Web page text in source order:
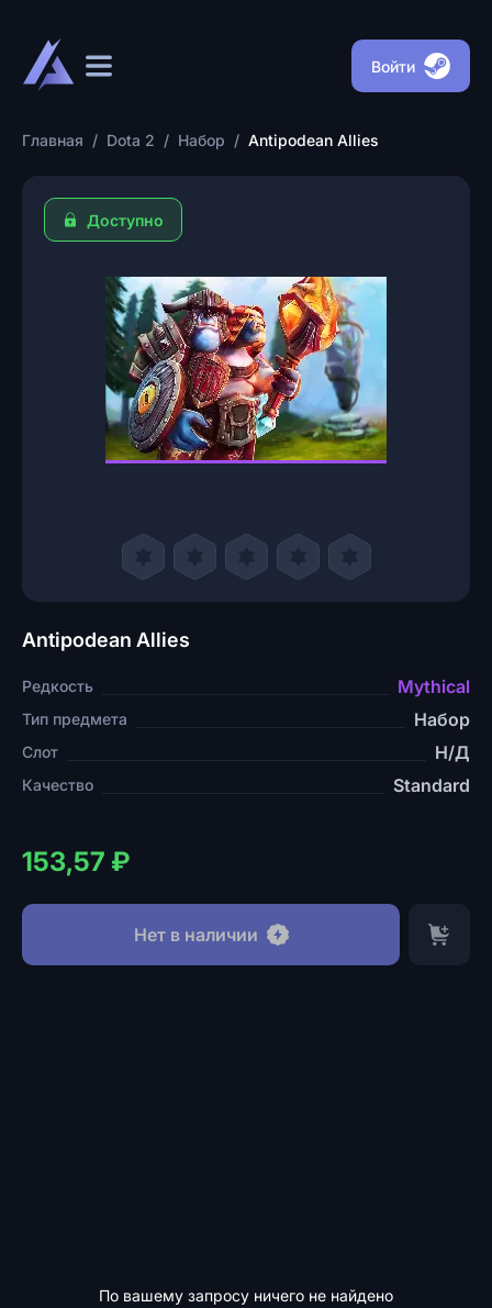
Войти
Главная / Dota 2 / Набор / Antipodean Allies
Доступно
Antipodean Allies
Редкость Mythical
Тип предмета Набор
Слот Н/Д
Качество Standard
153,57 ₽
Нет в наличии
По вашему запросу ничего не найдено